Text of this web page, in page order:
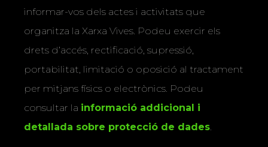
informar-vos dels actes i activitats que
organitza la Xarxa Vives. Podeu exercir els
drets d’accés, rectificació, supressió,
portabilitat, limitació o oposició al tractament
per mitjans físics o electrònics. Podeu
consultar la informació addicional i
detallada sobre protecció de dades.